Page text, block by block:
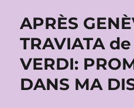
APRÈS
TRAVIATA
VERDI:
DANS MA